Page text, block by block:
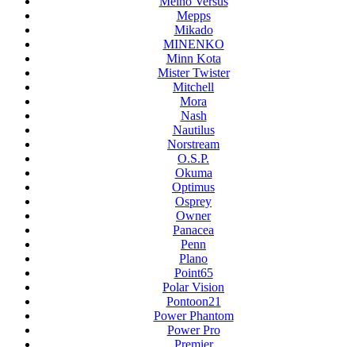
Mepps
Mikado
MINENKO
Minn Kota
Mister Twister
Mitchell
Mora
Nash
Nautilus
Norstream
O.S.P.
Okuma
Optimus
Osprey
Owner
Panacea
Penn
Plano
Point65
Polar Vision
Pontoon21
Power Phantom
Power Pro